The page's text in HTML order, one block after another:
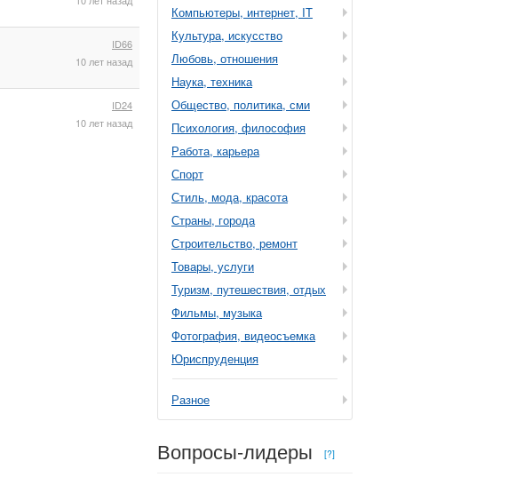
ID66
10 лет назад
ID24
10 лет назад
Компьютеры, интернет, IT
Культура, искусство
Любовь, отношения
Наука, техника
Общество, политика, сми
Психология, философия
Работа, карьера
Спорт
Стиль, мода, красота
Страны, города
Строительство, ремонт
Товары, услуги
Туризм, путешествия, отдых
Фильмы, музыка
Фотография, видеосъемка
Юриспруденция
Разное
Вопросы-лидеры [?]